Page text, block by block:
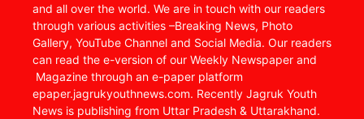
and all over the world. We are in touch with our readers
through various activities –Breaking News, Photo
Gallery, YouTube Channel and Social Media. Our readers
can read the e-version of our Weekly Newspaper and
Magazine through an e-paper platform
epaper.jagrukyouthnews.com. Recently Jagruk Youth
News is publishing from Uttar Pradesh & Uttarakhand.